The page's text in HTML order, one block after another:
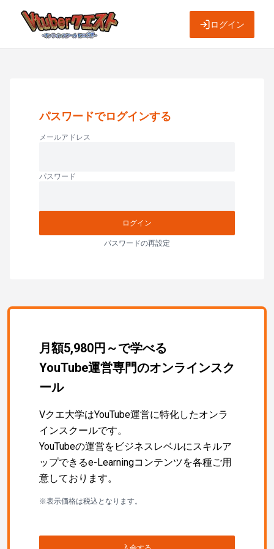
ログイン
パスワードでログインする
メールアドレス
パスワード
ログイン
パスワードの再設定
月額5,980円～で学べる
YouTube運営専門のオンラインスク
ール
Vクエ大学はYouTube運営に特化したオンラ
インスクールです。
YouTubeの運営をビジネスレベルにスキルア
ップできるe-Learningコンテンツを各種ご用
意しております。
※表示価格は税込となります。